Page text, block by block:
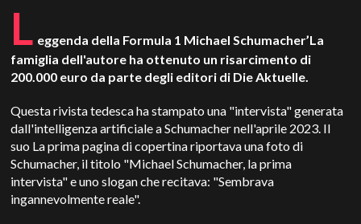
L eggenda della Formula 1 Michael Schumacher’La
famiglia dell'autore ha ottenuto un risarcimento di
200.000 euro da parte degli editori di Die Aktuelle.
Questa rivista tedesca ha stampato una "intervista" generata
dall'intelligenza artificiale a Schumacher nell'aprile 2023. Il
suo La prima pagina di copertina riportava una foto di
Schumacher, il titolo "Michael Schumacher, la prima
intervista" e uno slogan che recitava: "Sembrava
ingannevolmente reale".